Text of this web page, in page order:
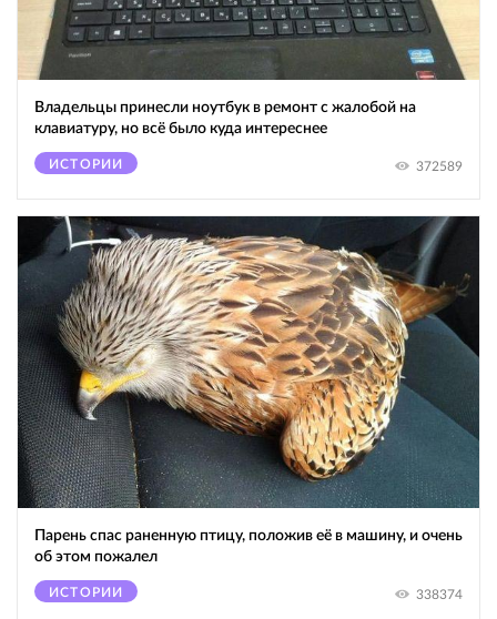
Владельцы принесли ноутбук в ремонт с жалобой на
клавиатуру, но всё было куда интереснее
ИСТОРИИ 372589
Парень спас раненную птицу, положив её в машину, и очень
об этом пожалел
ИСТОРИИ 338374